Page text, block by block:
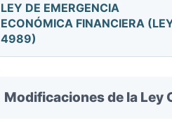
LEY DE EMERGENCIA
ECONÓMICA FINANCIERA
4989)
Modificaciones de la Ley